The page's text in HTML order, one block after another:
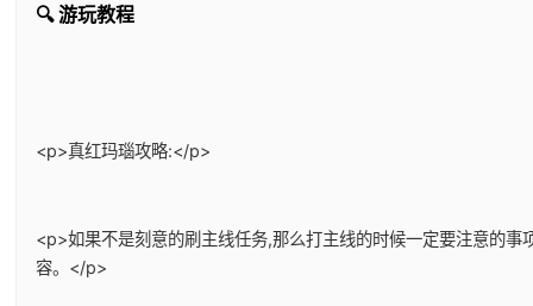
🔍 游玩教程
<p>真红玛瑙攻略:</p>
<p>如果不是刻意的刷主线任务,那么打主线的时候一定要注意的事
容。</p>